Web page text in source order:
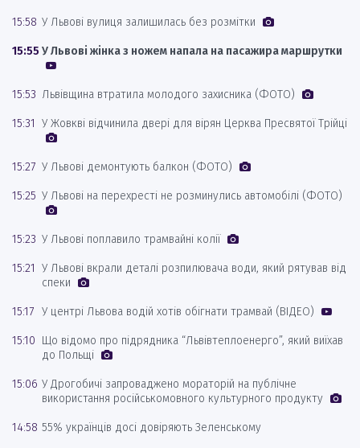
15:58 У Львові вулиця залишилась без розмітки
15:55 У Львові жінка з ножем напала на пасажира маршрутки
15:53 Львівщина втратила молодого захисника (ФОТО)
15:31 У Жовкві відчинила двері для вірян Церква Пресвятої Трійці
15:27 У Львові демонтують балкон (ФОТО)
15:25 У Львові на перехресті не розминулись автомобілі (ФОТО)
15:23 У Львові поплавило трамвайні колії
15:21 У Львові вкрали деталі розпилювача води, який рятував від
спеки
15:17 У центрі Львова водій хотів обігнати трамвай (ВІДЕО)
15:10 Що відомо про підрядника “Львівтеплоенерго”, який виїхав
до Польщі
15:06 У Дрогобичі запроваджено мораторій на публічне
використання російськомовного культурного продукту
14:58 55% українців досі довіряють Зеленському